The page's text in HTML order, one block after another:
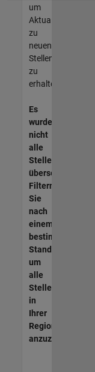
um
Aktualisierungen
zu
neuen
Stellenangeboten
zu
erhalten.
Es
wurden
nicht
alle
Stellen
übersetzt.
Filtern
Sie
nach
einem
bestimmten
Standort,
um
alle
Stellenangebote
in
Ihrer
Region
anzuzeigen.